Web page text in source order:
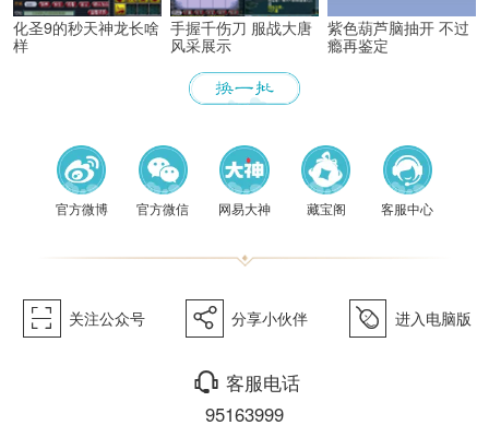
化圣9的秒天神龙长啥
样
手握千伤刀 服战大唐
风采展示
紫色葫芦脑抽开 不过
瘾再鉴定
《梦幻
官方微博 官方微信 网易大神 藏宝阁 客服中心
򰀁 关注公众号 򰀂 分享小伙伴 򰀄 进入电脑版
򰀃 客服电话
95163999